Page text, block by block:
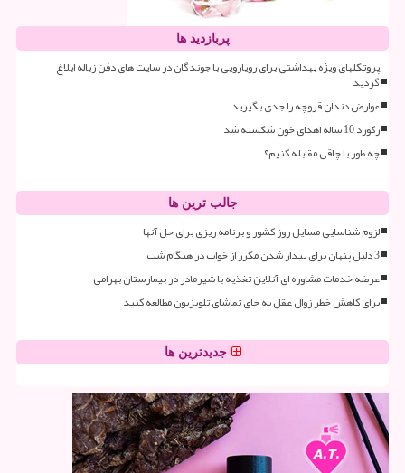
پربازدید ها
پروتکلهای ویژه بهداشتی برای رویارویی با جوندگان در سایت های دفن زباله ابلاغ
گردید
عوارض دندان قروچه را جدی بگیرید
رکورد 10 ساله اهدای خون شکسته شد
چه طور با چاقی مقابله کنیم؟
جالب ترین ها
لزوم شناسایی مسایل روز کشور و برنامه ریزی برای حل آنها
3 دلیل پنهان برای بیدار شدن مکرر از خواب در هنگام شب
عرضه خدمات مشاوره ای آنلاین تغذیه با شیرمادر در بیمارستان بهرامی
برای کاهش خطر زوال عقل به جای تماشای تلویزیون مطالعه کنید
جدیدترین ها